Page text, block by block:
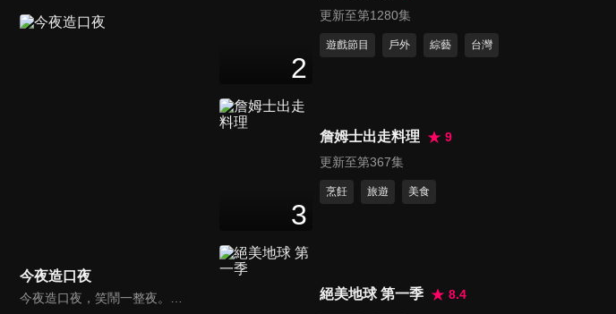
今夜造口夜
第871集 《慕海情深》
15 分鐘
8分鐘
第873集 泰劇《上癮》
記者會
2
更新至第1280集
遊戲節目 戶外 綜藝 台灣
3
詹姆士出走料理
9
更新至第367集
烹飪 旅遊 美食
絕美地球 第一季 8.4